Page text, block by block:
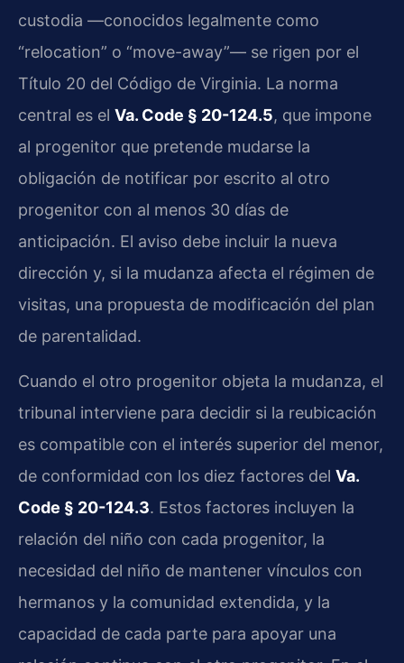
custodia —conocidos legalmente como
“relocation” o “move-away”— se rigen por el
Título 20 del Código de Virginia. La norma
central es el Va. Code § 20-124.5, que impone
al progenitor que pretende mudarse la
obligación de notificar por escrito al otro
progenitor con al menos 30 días de
anticipación. El aviso debe incluir la nueva
dirección y, si la mudanza afecta el régimen de
visitas, una propuesta de modificación del plan
de parentalidad.
Cuando el otro progenitor objeta la mudanza, el
tribunal interviene para decidir si la reubicación
es compatible con el interés superior del menor,
de conformidad con los diez factores del Va.
Code § 20-124.3. Estos factores incluyen la
relación del niño con cada progenitor, la
necesidad del niño de mantener vínculos con
hermanos y la comunidad extendida, y la
capacidad de cada parte para apoyar una